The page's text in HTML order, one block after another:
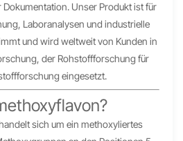
Unser Produkt ist für
Laboranalysen und industrielle
und wird weltweit von Kunden in
der Rohstoffforschung für
eingesetzt.
sich um ein methoxyliertes